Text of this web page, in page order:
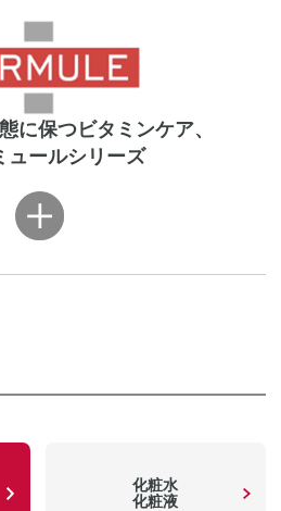
オを一覧で見る
クリーム
ラントを一覧で見る
に保つビタミンケア、
ュールシリーズ
化粧水
化粧液